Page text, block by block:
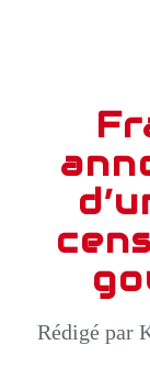
Rédigé par